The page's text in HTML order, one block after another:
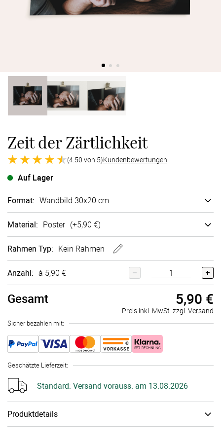
Zeit der Zärtlichkeit
(4.50 von 5)Kundenbewertungen
Auf Lager
Format: Wandbild 30x20 cm
Material: Poster (+5,90 €)
Rahmen Typ: Kein Rahmen
Anzahl: à 5,90 €
Gesamt 5,90 €
Preis inkl. MwSt. zzgl. Versand
Sicher bezahlen mit:
Geschätzte Lieferzeit:
Standard: Versand vorauss. am 13.08.2026
Produktdetails